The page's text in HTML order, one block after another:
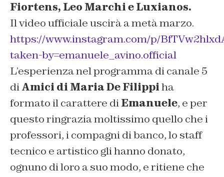
Fiortens, Leo Marchi e Luxianos.
Il video ufficiale uscirà a metà marzo.
https://www.instagram.com/p/
taken-by=emanuele_avino.official
L’esperienza nel programma di canale 5
diAmici di Maria De Filippiha
formato il carattere diEmanuele, e per
questo ringrazia moltissimo quello che i
professori, i compagni di banco, lo staff
tecnico e artistico gli hanno donato,
ognuno di loro a suo modo, e ritiene che